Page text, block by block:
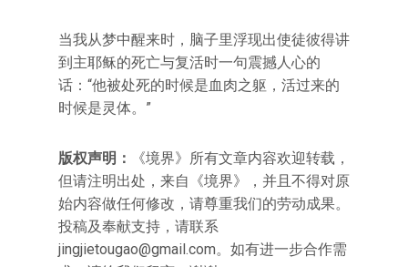
当我从梦中醒来时，脑子里浮现出使徒彼得讲
到主耶稣的死亡与复活时一句震撼人心的
话：“他被处死的时候是血肉之躯，活过来的
时候是灵体。”
版权声明：
《境界》所有文章内容欢迎转载，
但请注明出处，来自《境界》，并且不得对原
始内容做任何修改，请尊重我们的劳动成果。
投稿及奉献支持，请联系
jingjietougao@gmail.com。如有进一步合作需